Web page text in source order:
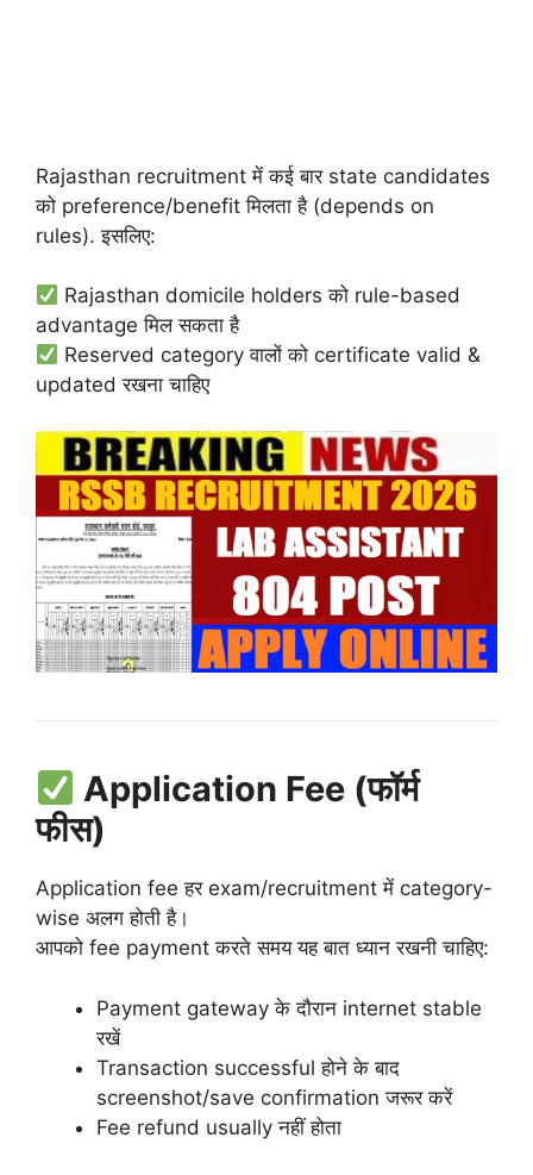
Rajasthan recruitment में कई बार state candidates
को preference/benefit मिलता है (depends on
rules). इसलिए:
Rajasthan domicile holders को rule-based
advantage मिल सकता है
Reserved category वालों को certificate valid &
updated रखना चाहिए
Application Fee (फॉर्म
फीस)
Application fee हर exam/recruitment में category-
wise अलग होती है।
आपको fee payment करते समय यह बात ध्यान रखनी चाहिए:
Payment gateway के दौरान internet stable
रखें
Transaction successful होने के बाद
screenshot/save confirmation जरूर करें
Fee refund usually नहीं होता